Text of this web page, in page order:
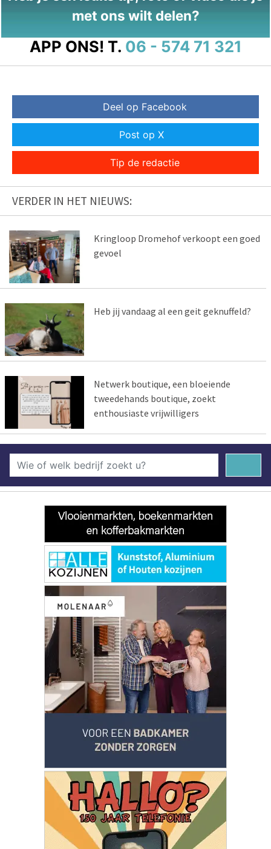
met ons wilt delen?
APP ONS! T. 06 - 574 71 321
Deel op Facebook
Post op X
Tip de redactie
VERDER IN HET NIEUWS:
Kringloop Dromehof verkoopt een goed
gevoel
Heb jij vandaag al een geit geknuffeld?
Netwerk boutique, een bloeiende
tweedehands boutique, zoekt
enthousiaste vrijwilligers